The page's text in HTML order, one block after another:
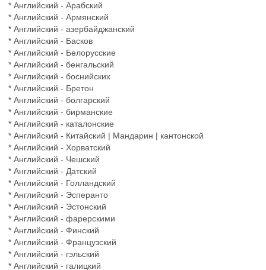
* Английский - Арабский
* Английский - Армянский
* Английский - азербайджанский
* Английский - Басков
* Английский - Белорусские
* Английский - бенгальский
* Английский - боснийских
* Английский - Бретон
* Английский - болгарский
* Английский - бирманские
* Английский - каталонские
* Английский - Китайский | Мандарин | кантонской
* Английский - Хорватский
* Английский - Чешский
* Английский - Датский
* Английский - Голландский
* Английский - Эсперанто
* Английский - Эстонский
* Английский - фарерскими
* Английский - Финский
* Английский - Французский
* Английский - гэльский
* Английский - галицкий